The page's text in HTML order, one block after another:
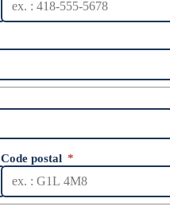
Code postal *